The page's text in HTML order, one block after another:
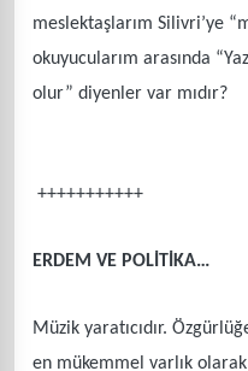
meslektaşlarım Silivri’ye
okuyucularım arasında
olur” diyenler var mıdır?
+++++++++++
ERDEM VE POLİTİKA…
Müzik yaratıcıdır.
en mükemmel varlık olarak